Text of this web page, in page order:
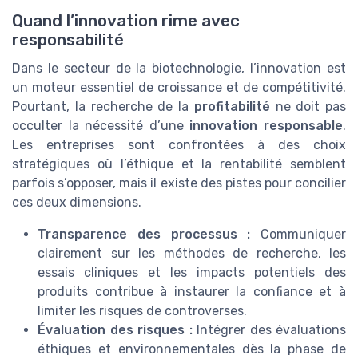
Quand l’innovation rime avec
responsabilité
Dans le secteur de la biotechnologie, l’innovation est
un moteur essentiel de croissance et de compétitivité.
Pourtant, la recherche de la profitabilité ne doit pas
occulter la nécessité d’une innovation responsable.
Les entreprises sont confrontées à des choix
stratégiques où l’éthique et la rentabilité semblent
parfois s’opposer, mais il existe des pistes pour concilier
ces deux dimensions.
Transparence des processus : Communiquer
clairement sur les méthodes de recherche, les
essais cliniques et les impacts potentiels des
produits contribue à instaurer la confiance et à
limiter les risques de controverses.
Évaluation des risques :Intégrer des évaluations
éthiques et environnementales dès la phase de